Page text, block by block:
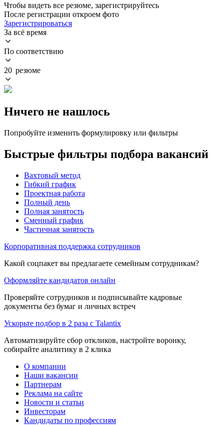
Чтобы видеть все резюме, зарегистрируйтесь
После регистрации откроем фото
Зарегистрироваться
За всё время
По соответствию
20 резюме
Ничего не нашлось
Попробуйте изменить формулировку или фильтры
Быстрые фильтры подбора вакансий
Вахтовый метод
Гибкий график
Проектная работа
Полный день
Полная занятость
Сменный график
Частичная занятость
Корпоративная поддержка сотрудников
Какой соцпакет вы предлагаете семейным сотрудникам?
Оформляйте кандидатов онлайн
Проверяйте сотрудников и подписывайте кадровые
документы без бумаг и личных встреч
Ускорьте подбор в 2 раза с Talantix
Автоматизируйте сбор откликов, настройте воронку,
собирайте аналитику в 2 клика
О компании
Наши вакансии
Партнерам
Реклама на сайте
Новости и статьи
Инвесторам
Кандидаты по профессиям